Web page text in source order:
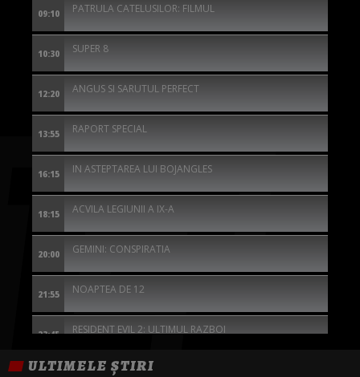
09:10 PATRULA CATELUSILOR: FILMUL
10:30 SUPER 8
12:20 ANGUS SI SARUTUL PERFECT
13:55 RAPORT SPECIAL
16:15 IN ASTEPTAREA LUI BOJANGLES
18:15 ACVILA LEGIUNII A IX-A
20:00 GEMINI: CONSPIRATIA
21:55 NOAPTEA DE 12
23:45 RESIDENT EVIL 2: ULTIMUL RAZBOI
JEANNE DU BARRY
ULTIMELE ȘTIRI